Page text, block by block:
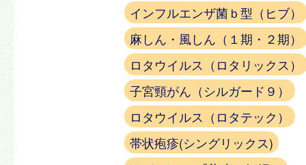
インフルエンザ菌ｂ型（ヒブ）
麻しん・風しん（１期・２期）
ロタウイルス（ロタリックス）
子宮頸がん（シルガード９）
ロタウイルス（ロタテック）
帯状疱疹(シングリックス)